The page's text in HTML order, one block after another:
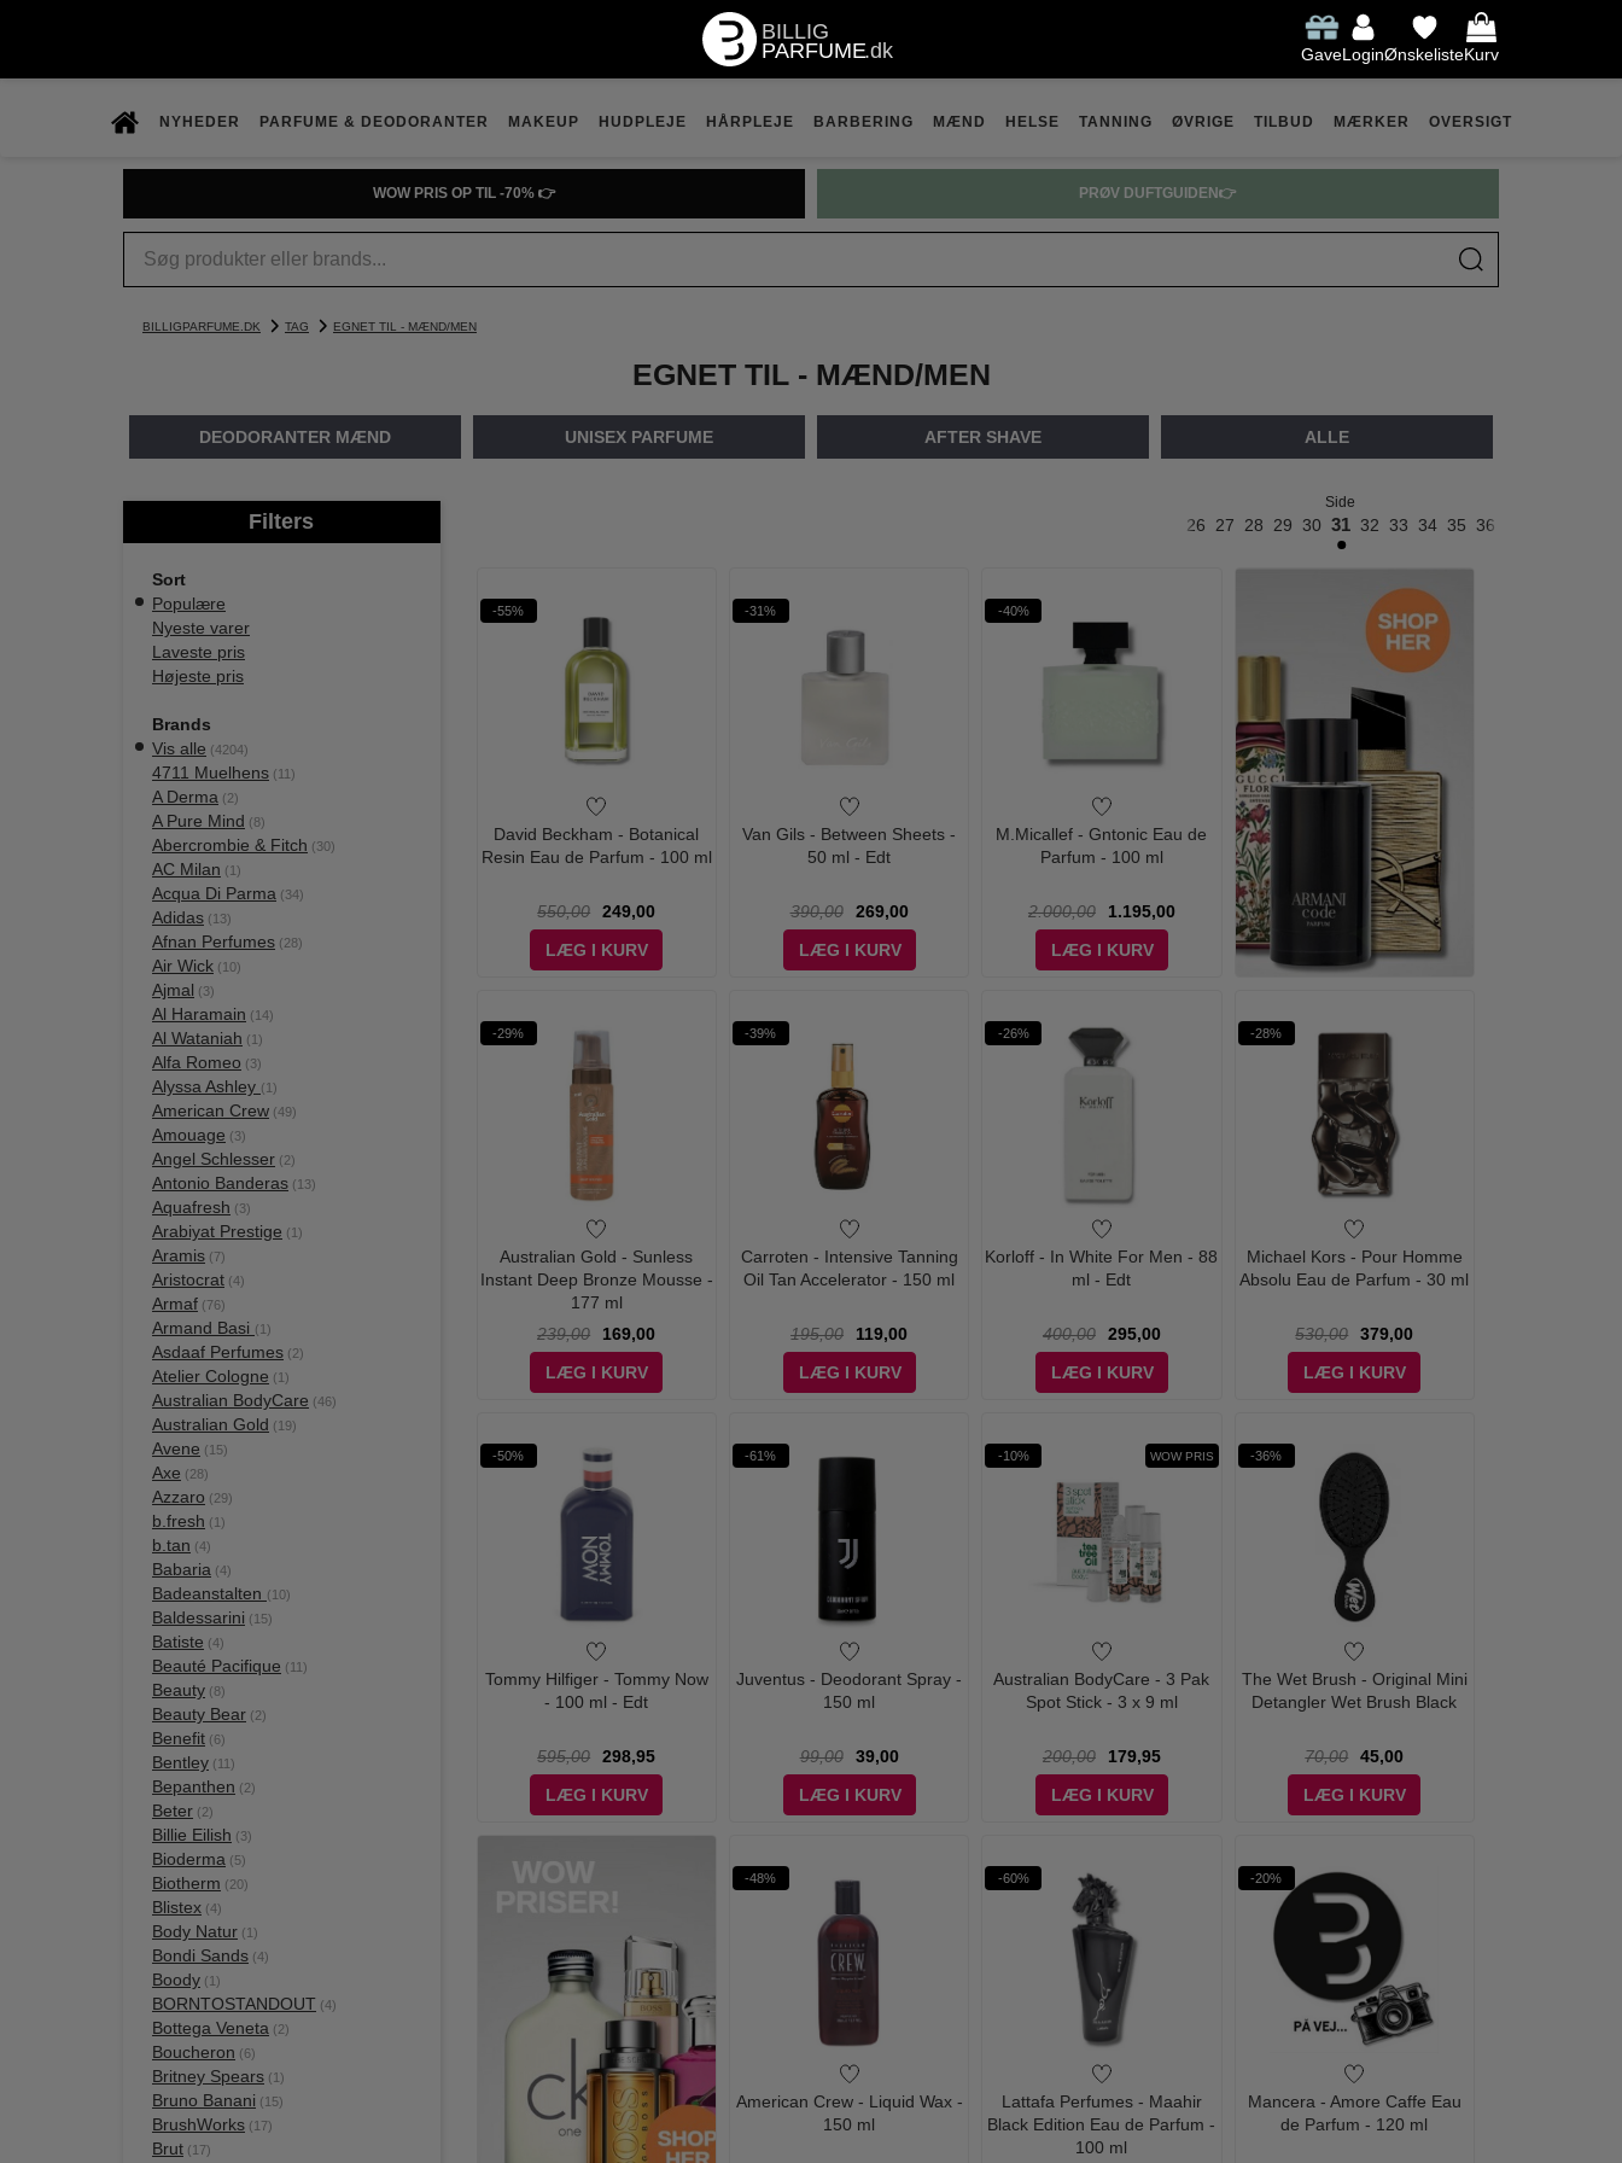
GaveLoginØnskelisteKurv
NYHEDER PARFUME & DEODORANTER MAKEUP HUDPLEJE HÅRPLEJE BARBERING MÆND HELSE TANNING ØVRIGE TILBUD MÆRKER OVERSIGT
PRØV DUFTGUIDEN👉 PRADA PARFUME SPAR OP TIL 30% 👉
BILLIGPARFUME.DK TAG EGNET TIL - MÆND/MEN
EGNET TIL - MÆND/MEN
DEODORANTER MÆND UNISEX PARFUME AFTER SHAVE ALLE
Filters
Sort
Populære
Nyeste varer
Laveste pris
Højeste pris
Brands
Vis alle (4204)
4711 Muelhens (11)
A Derma (2)
A Pure Mind (8)
Abercrombie & Fitch (30)
AC Milan (1)
Acqua Di Parma (34)
Adidas (13)
Afnan Perfumes (28)
Air Wick (10)
Ajmal (3)
Al Haramain (14)
Al Wataniah (1)
Alfa Romeo (3)
Alyssa Ashley (1)
American Crew (49)
Amouage (3)
Angel Schlesser (2)
Antonio Banderas (13)
Aquafresh (3)
Arabiyat Prestige (1)
Aramis (7)
Aristocrat (4)
Armaf (76)
Armand Basi (1)
Asdaaf Perfumes (2)
Atelier Cologne (1)
Australian BodyCare (46)
Australian Gold (19)
Avene (15)
Axe (28)
Azzaro (29)
b.fresh (1)
b.tan (4)
Babaria (4)
Badeanstalten (10)
Baldessarini (15)
Batiste (4)
Beauté Pacifique (11)
Beauty (8)
Beauty Bear (2)
Benefit (6)
Bentley (11)
Bepanthen (2)
Beter (2)
Billie Eilish (3)
Bioderma (5)
Biotherm (20)
Blistex (4)
Body Natur (1)
Bondi Sands (4)
Boody (1)
BORNTOSTANDOUT (4)
Bottega Veneta (2)
Boucheron (6)
Britney Spears (1)
Bruno Banani (15)
BrushWorks (17)
Brut (17)
Side
26 27 28 29 30 31 32 33 34 35 36
-55%
David Beckham - Botanical
Resin Eau de Parfum - 100 ml
550,00
249,00
LÆG I KURV
-31%
Van Gils - Between Sheets -
50 ml - Edt
390,00
269,00
LÆG I KURV
-40%
M.Micallef - Gntonic Eau de
Parfum - 100 ml
2.000,00
1.195,00
LÆG I KURV
-29%
Australian Gold - Sunless
Instant Deep Bronze Mousse -
177 ml
239,00
169,00
LÆG I KURV
-39%
Carroten - Intensive Tanning
Oil Tan Accelerator - 150 ml
195,00
119,00
LÆG I KURV
-26%
Korloff - In White For Men - 88
ml - Edt
400,00
295,00
LÆG I KURV
-28%
Michael Kors - Pour Homme
Absolu Eau de Parfum - 30 ml
530,00
379,00
LÆG I KURV
-50%
Tommy Hilfiger - Tommy Now
- 100 ml - Edt
595,00
298,95
LÆG I KURV
-61%
Juventus - Deodorant Spray -
150 ml
99,00
39,00
LÆG I KURV
-10% WOW PRIS
Australian BodyCare - 3 Pak
Spot Stick - 3 x 9 ml
200,00
179,95
LÆG I KURV
-36%
The Wet Brush - Original Mini
Detangler Wet Brush Black
70,00
45,00
LÆG I KURV
-48%
American Crew - Liquid Wax -
150 ml
-60%
Lattafa Perfumes - Maahir
Black Edition Eau de Parfum -
100 ml
-20%
Mancera - Amore Caffe Eau
de Parfum - 120 ml